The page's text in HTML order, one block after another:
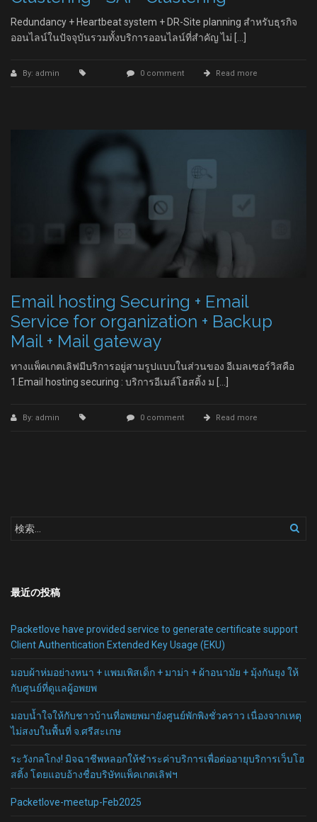
Redundancy + Heartbeat system + DR-Site planning สำหรับธุรกิจ
ออนไลน์ในปัจจุบันรวมทั้งบริการออนไลน์ที่สำคัญ ไม่ […]
By: admin 0 comment Read more
Email hosting Securing + Email
Service for organization + Backup
Mail + Mail gateway
ทางแพ็คเกตเลิฟมีบริการอยู่สามรูปแบบในส่วนของ อีเมลเซอร์วิสคือ
1.Email hosting securing : บริการอีเมล์โฮสติ้ง ม […]
By: admin 0 comment Read more
最近の投稿
Packetlove have provided service to generate certificate support
Client Authentication Extended Key Usage (EKU)
มอบผ้าห่มอย่างหนา + แพมเพิสเด็ก + มาม่า + ผ้าอนามัย + มุ้งกันยุง ให้
กับศูนย์ที่ดูแลผู้อพยพ
มอบน้ำใจให้กับชาวบ้านที่อพยพมายังศูนย์พักพิงชั่วคราว เนื่องจากเหตุ
ไม่สงบในพื้นที่ จ.ศรีสะเกษ
ระวังกลโกง! มิจฉาชีพหลอกให้ชำระค่าบริการเพื่อต่ออายุบริการเว็บโฮ
สติ้ง โดยแอบอ้างชื่อบริษัทแพ็คเกตเลิฟฯ
Packetlove-meetup-Feb2025